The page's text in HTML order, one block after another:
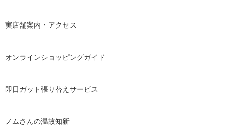
実店舗案内・アクセス
オンラインショッピングガイド
即日ガット張り替えサービス
ノムさんの温故知新